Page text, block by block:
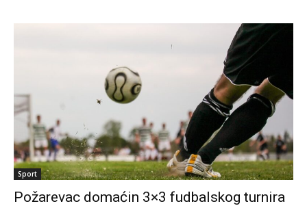
Sport
Požarevac domaćin 3×3 fudbalskog turnira